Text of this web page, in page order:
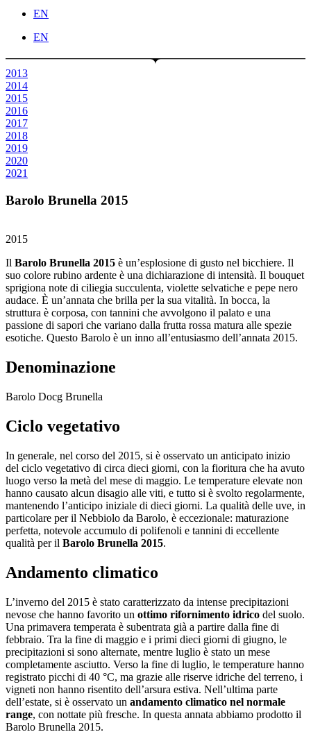
EN
EN
2013
2014
2015
2016
2017
2018
2019
2020
2021
Barolo Brunella 2015
2015
Il Barolo Brunella 2015 è un’esplosione di gusto nel bicchiere. Il
suo colore rubino ardente è una dichiarazione di intensità. Il bouquet
sprigiona note di ciliegia succulenta, violette selvatiche e pepe nero
audace. È un’annata che brilla per la sua vitalità. In bocca, la
struttura è corposa, con tannini che avvolgono il palato e una
passione di sapori che variano dalla frutta rossa matura alle spezie
esotiche. Questo Barolo è un inno all’entusiasmo dell’annata 2015.
Denominazione
Barolo Docg Brunella
Ciclo vegetativo
In generale, nel corso del 2015, si è osservato un anticipato inizio
del ciclo vegetativo di circa dieci giorni, con la fioritura che ha avuto
luogo verso la metà del mese di maggio. Le temperature elevate non
hanno causato alcun disagio alle viti, e tutto si è svolto regolarmente,
mantenendo l’anticipo iniziale di dieci giorni. La qualità delle uve, in
particolare per il Nebbiolo da Barolo, è eccezionale: maturazione
perfetta, notevole accumulo di polifenoli e tannini di eccellente
qualità per il Barolo Brunella 2015.
Andamento climatico
L’inverno del 2015 è stato caratterizzato da intense precipitazioni
nevose che hanno favorito un ottimo rifornimento idrico del suolo.
Una primavera temperata è subentrata già a partire dalla fine di
febbraio. Tra la fine di maggio e i primi dieci giorni di giugno, le
precipitazioni si sono alternate, mentre luglio è stato un mese
completamente asciutto. Verso la fine di luglio, le temperature hanno
registrato picchi di 40 °C, ma grazie alle riserve idriche del terreno, i
vigneti non hanno risentito dell’arsura estiva. Nell’ultima parte
dell’estate, si è osservato un andamento climatico nel normale
range, con nottate più fresche. In questa annata abbiamo prodotto il
Barolo Brunella 2015.